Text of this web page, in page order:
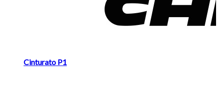
Cinturato P1